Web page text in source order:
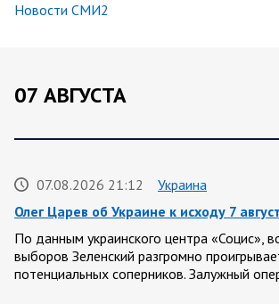
Новости СМИ2
07 АВГУСТА
07.08.2026 21:12
Украина
Олег Царев об Украине к исходу 7
По данным украинского центра «Социс»,
выборов Зеленский разгромно
потенциальных соперников. Залужный